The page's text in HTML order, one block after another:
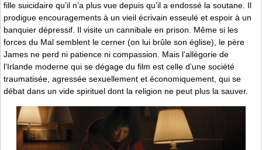
fille suicidaire qu’il n’a plus vue depuis qu’il a endossé la soutane. Il
prodigue encouragements à un vieil écrivain esseulé et espoir à un
banquier dépressif. Il visite un cannibale en prison. Même si les
forces du Mal semblent le cerner (on lui brûle son église), le père
James ne perd ni patience ni compassion. Mais l’allégorie de
l’Irlande moderne qui se dégage du film est celle d’une société
traumatisée, agressée sexuellement et économiquement, qui se
débat dans un vide spirituel dont la religion ne peut plus la sauver.